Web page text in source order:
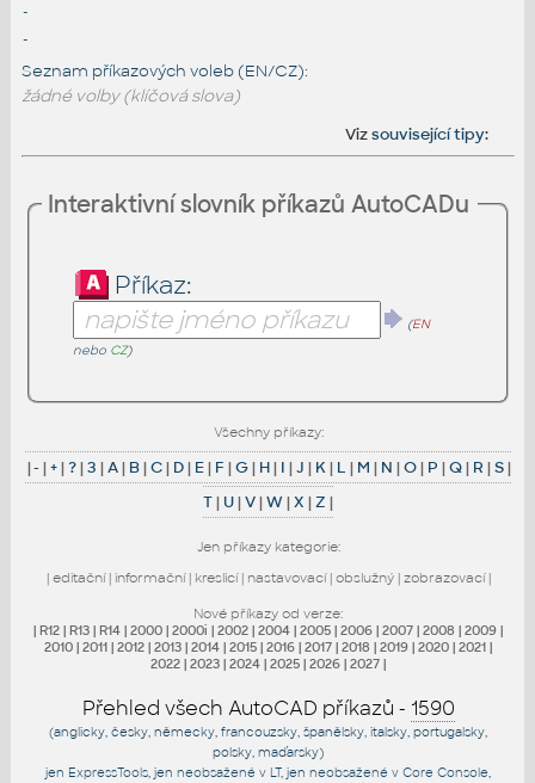
-
-
Seznam příkazových voleb (EN/CZ):
žádné volby (klíčová slova)
Vizsouvisející tipy:
Interaktivní slovník příkazů AutoCADu
Příkaz:
(EN
nebo CZ)
Všechny příkazy:
|- |+|?|3 |A| B|C| D| E| F |G| H| I |J | K| L | M | N |O| P |Q| R |S|
T| U|V|W|X |Z |
Jen příkazy kategorie:
| editační| informační| kreslicí| nastavovací| obslužný| zobrazovací|
Nové příkazy od verze:
| R12 | R13 | R14 | 2000 | 2000i | 2002 | 2004 | 2005 | 2006 | 2007 | 2008 | 2009 |
2010 | 2011 | 2012 | 2013 | 2014 | 2015 | 2016 | 2017 | 2018 | 2019 | 2020 | 2021 |
2022 | 2023 | 2024 | 2025 | 2026 | 2027 |
Přehled všech AutoCAD příkazů - 1590
(anglicky, česky, německy, francouzsky, španělsky, italsky, portugalsky,
polsky, maďarsky)
jen ExpressTools , jen neobsažené v LT, jen neobsažené v Core Console